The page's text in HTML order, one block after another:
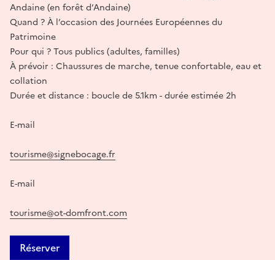
Andaine (en forêt d’Andaine)
Quand ? À l’occasion des Journées Européennes du
Patrimoine
Pour qui ? Tous publics (adultes, familles)
À prévoir : Chaussures de marche, tenue confortable, eau et
collation
Durée et distance : boucle de 5.1km - durée estimée 2h
E-mail
tourisme@signebocage.fr
E-mail
tourisme@ot-domfront.com
Réserver